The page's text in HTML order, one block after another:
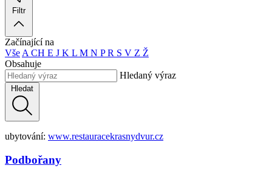
Filtr
Začínající na
Vše A CH E J K L M N PR S V Z Ž
Obsahuje
Hledaný výraz
Hledat
ubytování: www.restauracekrasnydvur.cz
Podbořany